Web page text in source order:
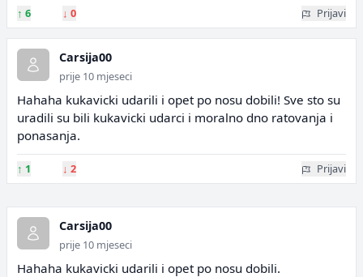
↑ 6 ↓ 0 Prijavi
Carsija00
prije 10 mjeseci
Hahaha kukavicki udarili i opet po nosu dobili! Sve sto su
uradili su bili kukavicki udarci i moralno dno ratovanja i
ponasanja.
↑ 1 ↓ 2 Prijavi
Carsija00
prije 10 mjeseci
Hahaha kukavicki udarili i opet po nosu dobili.